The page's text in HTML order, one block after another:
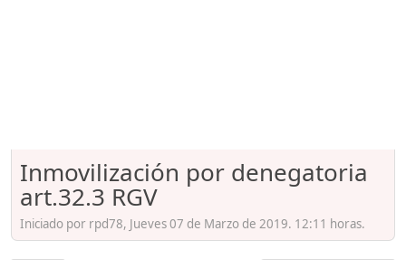
Inmovilización por denegatoria
art.32.3 RGV
Iniciado por rpd78, Jueves 07 de Marzo de 2019. 12:11 horas.